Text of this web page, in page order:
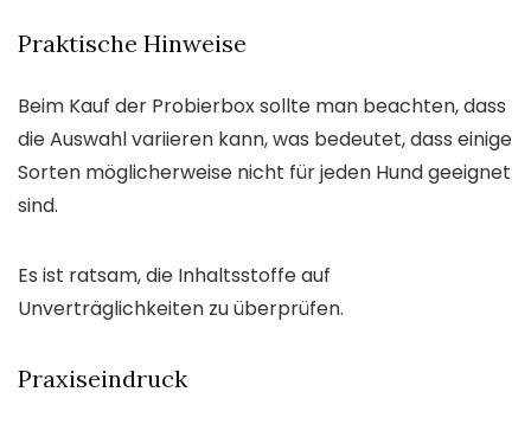
Praktische Hinweise
Beim Kauf der Probierbox sollte man beachten, dass
die Auswahl variieren kann, was bedeutet, dass einige
Sorten möglicherweise nicht für jeden Hund geeignet
sind.
Es ist ratsam, die Inhaltsstoffe auf
Unverträglichkeiten zu überprüfen.
Praxiseindruck